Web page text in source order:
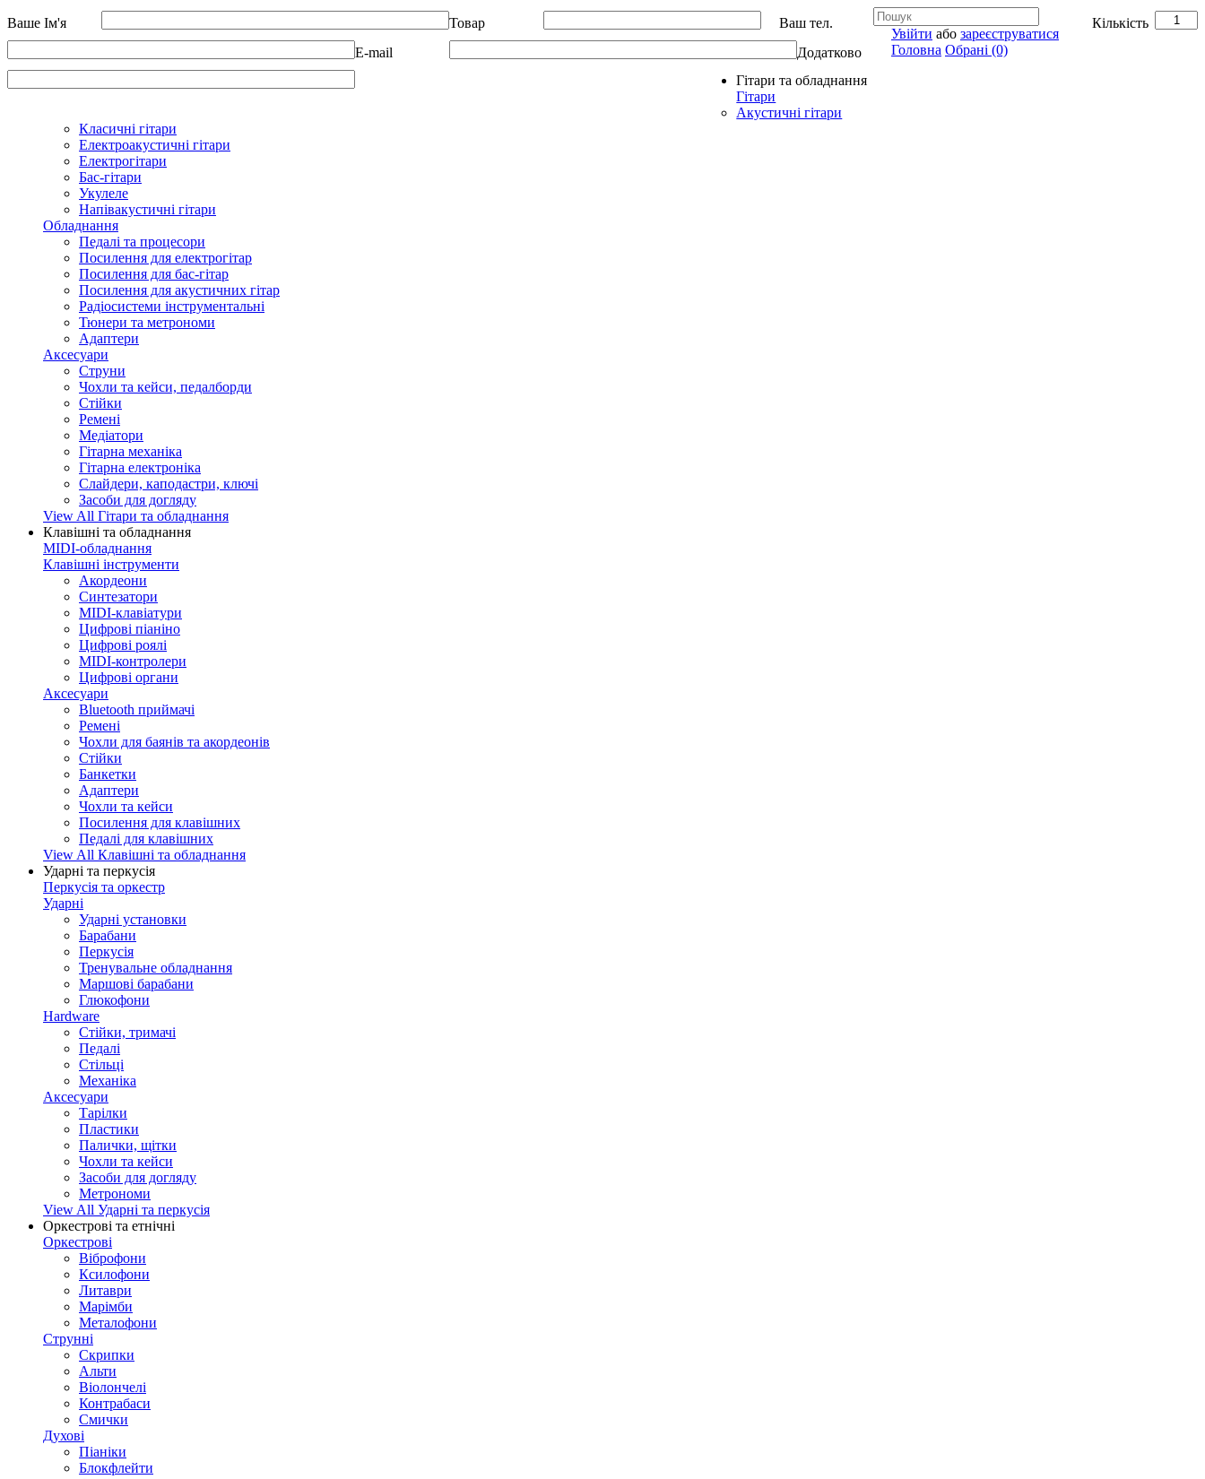
Ваше Ім'я Товар Кількість
Ваш тел.
E-mail
Додатково
Allegro - Music: Музичні інструменти в Україні
Увійти або зареєструватися
Головна Обрані (0)
Гітари та обладнання
Гітари
Акустичні гітари
Класичні гітари
Електроакустичні гітари
Електрогітари
Бас-гітари
Укулеле
Напівакустичні гітари
Обладнання
Педалі та процесори
Посилення для електрогітар
Посилення для бас-гітар
Посилення для акустичних гітар
Радіосистеми інструментальні
Тюнери та метрономи
Адаптери
Аксесуари
Струни
Чохли та кейси, педалборди
Стійки
Ремені
Медіатори
Гітарна механіка
Гітарна електроніка
Слайдери, каподастри, ключі
Засоби для догляду
View All Гітари та обладнання
Клавішні та обладнання
MIDI-обладнання
Клавішні інструменти
Акордеони
Синтезатори
MIDI-клавіатури
Цифрові піаніно
Цифрові роялі
MIDI-контролери
Цифрові органи
Аксесуари
Bluetooth приймачі
Ремені
Чохли для баянів та акордеонів
Стійки
Банкетки
Адаптери
Чохли та кейси
Посилення для клавішних
Педалі для клавішних
View All Клавішні та обладнання
Ударні та перкусія
Перкусія та оркестр
Ударні
Ударні установки
Барабани
Перкусія
Тренувальне обладнання
Маршові барабани
Глюкофони
Hardware
Стійки, тримачі
Педалі
Стільці
Механіка
Аксесуари
Тарілки
Пластики
Палички, щітки
Чохли та кейси
Засоби для догляду
Метрономи
View All Ударні та перкусія
Оркестрові та етнічні
Оркестрові
Віброфони
Ксилофони
Литаври
Марімби
Металофони
Струнні
Скрипки
Альти
Віолончелі
Контрабаси
Смички
Духові
Піаніки
Блокфлейти